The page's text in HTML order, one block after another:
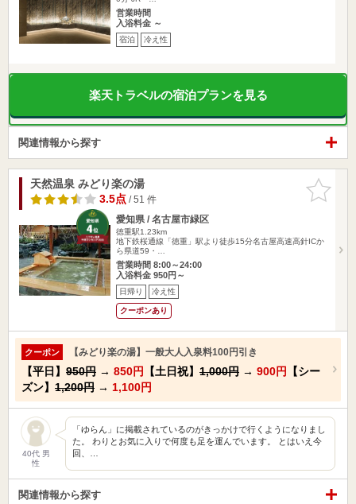
営業時間
入浴料金 ～
宿泊 冷え性
楽天トラベルの宿泊プランを見る
関連情報から探す
お気に入
りに追加
天然温泉 みどり楽の湯
3.5点/ 51 件
愛知県 / 名古屋市緑区
徳重駅1.23km
地下鉄桜通線「徳重」駅より徒歩15分名古屋高速高針ICか
ら県道59・…
営業時間 8:00～24:00
入浴料金 950円～
日帰り 冷え性
クーポンあり
クーポン 【みどり楽の湯】一般大人入泉料100円引き
【平日】 950円 → 850円 【土日祝】 1,000円 → 900円
【シー
ズン】 1,200円 → 1,100円
40代 男
性
「ゆらん」に掲載されているのがきっかけで行くようになりまし
た。 わりとお気に入りで何度も足を運んでいます。 とはいえ今
回、…
関連情報から探す